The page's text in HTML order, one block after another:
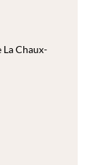
La Chaux-